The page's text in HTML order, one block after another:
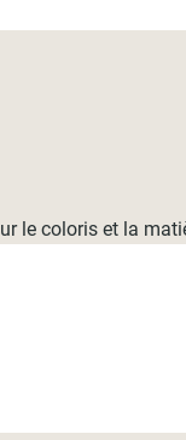
le coloris et la